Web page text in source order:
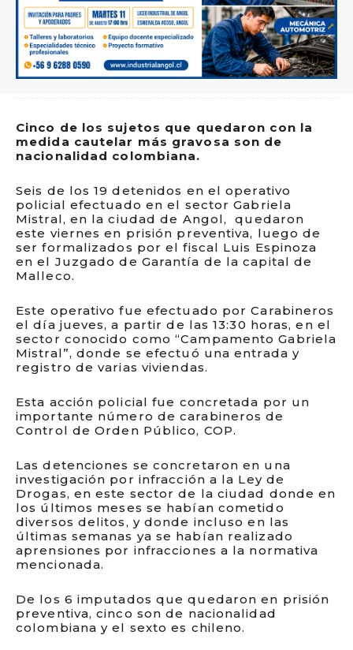
Cinco de los sujetos que quedaron con la
medida cautelar más gravosa son de
nacionalidad colombiana.
Seis de los 19 detenidos en el operativo
policial efectuado en el sector Gabriela
Mistral, en la ciudad de Angol, quedaron
este viernes en prisión preventiva, luego de
ser formalizados por el fiscal Luis Espinoza
en el Juzgado de Garantía de la capital de
Malleco.
Este operativo fue efectuado por Carabineros
el día jueves, a partir de las 13:30 horas, en el
sector conocido como “Campamento Gabriela
Mistral”, donde se efectuó una entrada y
registro de varias viviendas.
Esta acción policial fue concretada por un
importante número de carabineros de
Control de Orden Público, COP.
Las detenciones se concretaron en una
investigación por infracción a la Ley de
Drogas, en este sector de la ciudad donde en
los últimos meses se habían cometido
diversos delitos, y donde incluso en las
últimas semanas ya se habían realizado
aprensiones por infracciones a la normativa
mencionada.
De los 6 imputados que quedaron en prisión
preventiva, cinco son de nacionalidad
colombiana y el sexto es chileno.